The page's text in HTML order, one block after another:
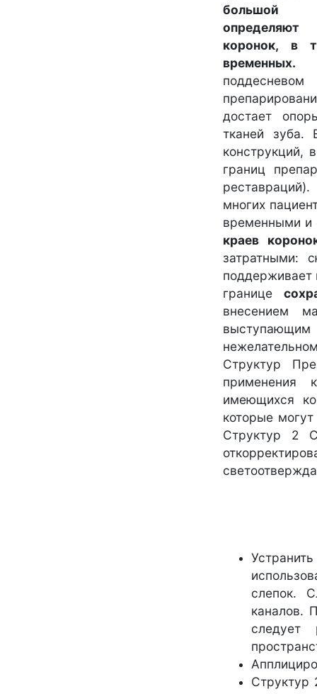
большой
коронок, в
поддесневом
достает
тканей зуба.
конструкций,
границ
многих
временными и
краев
затратными:
поддерживает
границе
внесением
Структур
применения
имеющихся
которые
Структур 2
слепок.
каналов.
следует
Структур